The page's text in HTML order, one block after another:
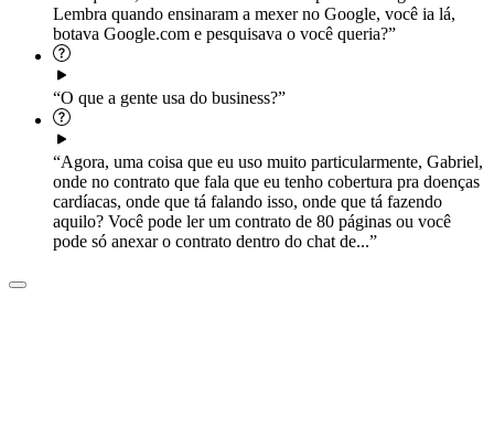
Lembra quando ensinaram a mexer no Google, você ia lá,
botava Google.com e pesquisava o você queria?”
“O que a gente usa do business?”
“Agora, uma coisa que eu uso muito particularmente, Gabriel,
onde no contrato que fala que eu tenho cobertura pra doenças
cardíacas, onde que tá falando isso, onde que tá fazendo
aquilo? Você pode ler um contrato de 80 páginas ou você
pode só anexar o contrato dentro do chat de...”